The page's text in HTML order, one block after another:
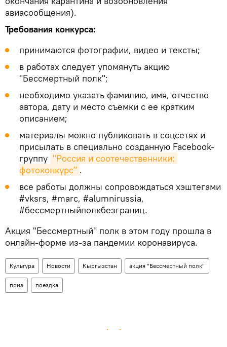
авиасообщения).
Требования конкурса:
принимаются фотографии, видео и тексты;
в работах следует упомянуть акцию
"Бессмертный полк";
необходимо указать фамилию, имя, отчество
автора, дату и место съемки с ее кратким
описанием;
материалы можно публиковать в соцсетях и
присылать в специально созданную Facebook-
группу "Россия и соотечественники:
фотоконкурс" .
все работы должны сопровождаться хэштегами
#vksrs, #marc, #alumnirussia,
#бессмертныйполкбезграниц.
Акция "Бессмертный" полк в этом году прошла в
онлайн-форме из-за пандемии коронавируса.
Культура Новости Кыргызстан акция "Бессмертный полк"
приз поездка